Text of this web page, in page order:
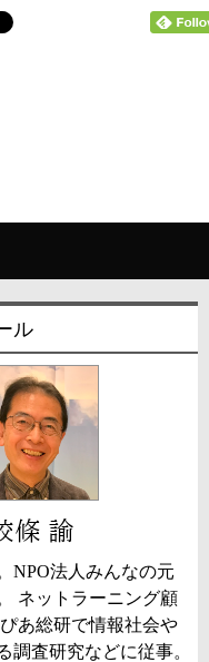
ル
條 諭
NPO法人みんなの元
ネットラーニング顧
あ総研で情報社会や
調査研究などに従事。